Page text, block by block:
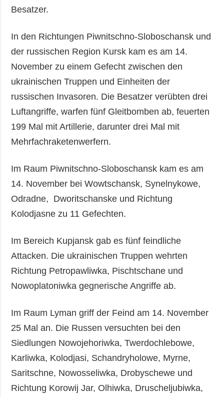
Besatzer.
In den Richtungen Piwnitschno-Sloboschansk und
der russischen Region Kursk kam es am 14.
November zu einem Gefecht zwischen den
ukrainischen Truppen und Einheiten der
russischen Invasoren. Die Besatzer verübten drei
Luftangriffe, warfen fünf Gleitbomben ab, feuerten
199 Mal mit Artillerie, darunter drei Mal mit
Mehrfachraketenwerfern.
Im Raum Piwnitschno-Sloboschansk kam es am
14. November bei Wowtschansk, Synelnykowe,
Odradne, Dworitschanske und Richtung
Kolodjasne zu 11 Gefechten.
Im Bereich Kupjansk gab es fünf feindliche
Attacken. Die ukrainischen Truppen wehrten
Richtung Petropawliwka, Pischtschane und
Nowoplatoniwka gegnerische Angriffe ab.
Im Raum Lyman griff der Feind am 14. November
25 Mal an. Die Russen versuchten bei den
Siedlungen Nowojehoriwka, Twerdochlebowe,
Karliwka, Kolodjasi, Schandryholowe, Myrne,
Saritschne, Nowosseliwka, Drobyschewe und
Richtung Korowij Jar, Olhiwka, Druscheljubiwka,